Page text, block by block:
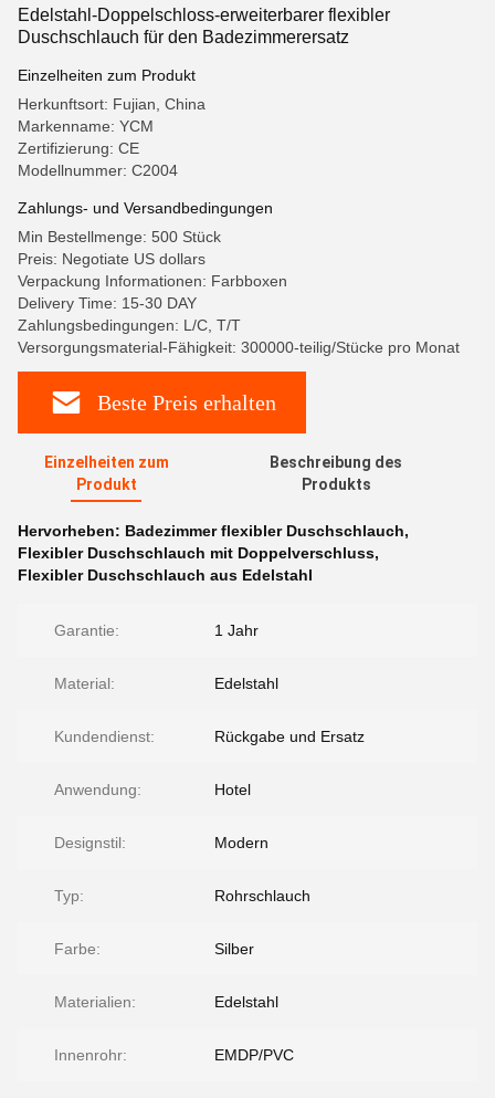
Edelstahl-Doppelschloss-erweiterbarer flexibler
Duschschlauch für den Badezimmerersatz
Einzelheiten zum Produkt
Herkunftsort: Fujian, China
Markenname: YCM
Zertifizierung: CE
Modellnummer: C2004
Zahlungs- und Versandbedingungen
Min Bestellmenge: 500 Stück
Preis: Negotiate US dollars
Verpackung Informationen: Farbboxen
Delivery Time: 15-30 DAY
Zahlungsbedingungen: L/C, T/T
Versorgungsmaterial-Fähigkeit: 300000-teilig/Stücke pro Monat
Beste Preis erhalten
Einzelheiten zum
Produkt
Beschreibung des
Produkts
Hervorheben: Badezimmer flexibler Duschschlauch,
Flexibler Duschschlauch mit Doppelverschluss,
Flexibler Duschschlauch aus Edelstahl
Garantie: 1 Jahr
Material: Edelstahl
Kundendienst: Rückgabe und Ersatz
Anwendung: Hotel
Designstil: Modern
Typ: Rohrschlauch
Farbe: Silber
Materialien: Edelstahl
Innenrohr: EMDP/PVC